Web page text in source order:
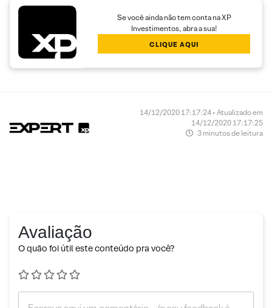
Se você ainda não tem conta na XP
Investimentos, abra a sua!
CLIQUE AQUI
14/12/2020 17:17:24 • Atualizado em
14/12/2020 17:17:25
3 minutos de leitura
Avaliação
O quão foi útil este conteúdo pra você?